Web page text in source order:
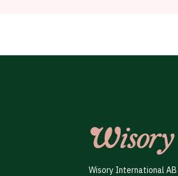
Wisory International AB